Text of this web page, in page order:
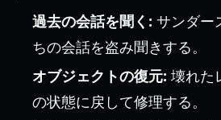
過去の会話を聞く: サンダー
ちの会話を盗み聞きする。
オブジェクトの復元: 壊れた
の状態に戻して修理する。